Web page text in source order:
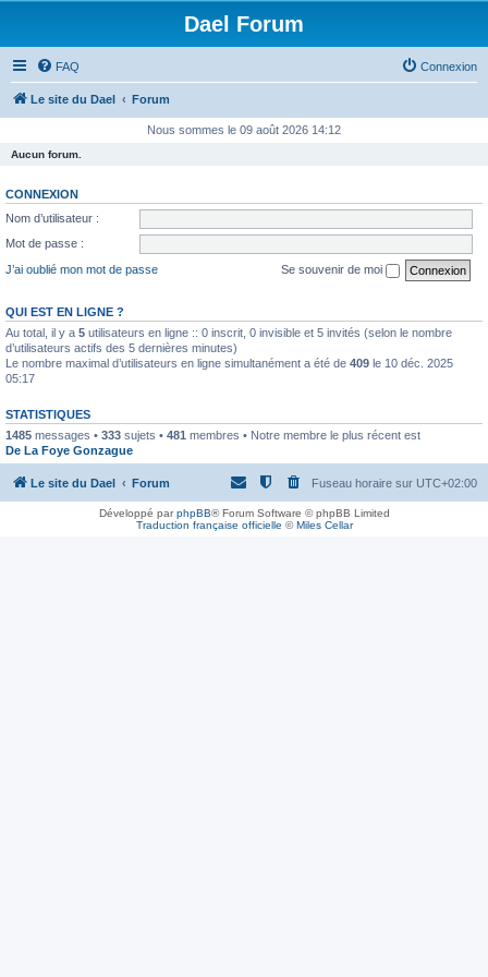
Dael Forum
FAQ Connexion
Le site du Dael Forum
Nous sommes le 09 août 2026 14:12
Aucun forum.
CONNEXION
Nom d’utilisateur :
Mot de passe :
J’ai oublié mon mot de passe
Se souvenir de moi
QUI EST EN LIGNE ?
Au total, il y a 5 utilisateurs en ligne :: 0 inscrit, 0 invisible et 5 invités (selon le nombre
d’utilisateurs actifs des 5 dernières minutes)
Le nombre maximal d’utilisateurs en ligne simultanément a été de 409 le 10 déc. 2025
05:17
STATISTIQUES
1485 messages • 333 sujets • 481 membres • Notre membre le plus récent est
De La Foye Gonzague
Le site du Dael Forum Fuseau horaire sur UTC+02:00
Développé parphpBB® Forum Software © phpBB Limited
Traduction française officielle ©Miles Cellar